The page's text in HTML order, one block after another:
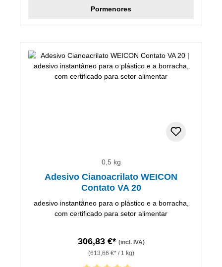
Pormenores
0,5 kg
Adesivo Cianoacrilato WEICON
Contato VA 20
adesivo instantâneo para o plástico e a borracha,
com certificado para setor alimentar
306,83 €* (incl. IVA)
(613,66 €* / 1 kg)